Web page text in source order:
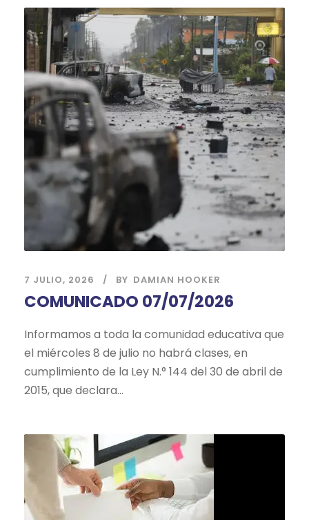
7 JULIO, 2026 BY DAMIAN HOOKER
COMUNICADO 07/07/2026
Informamos a toda la comunidad educativa que
el miércoles 8 de julio no habrá clases, en
cumplimiento de la Ley N.° 144 del 30 de abril de
2015, que declara...